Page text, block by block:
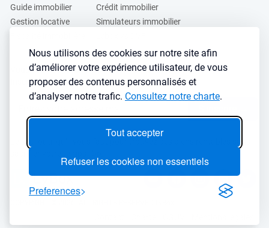
Nous utilisons des cookies sur notre site afin
d’améliorer votre expérience utilisateur, de vous
proposer des contenus personnalisés et
d’analyser notre trafic. Consultez notre charte.
Tout accepter
Refuser les cookies non essentiels
Preferences
Guide immobilier
Gestion locative
Crédit immobilier
Simulateurs immobilier
Vous voulez apprendre à investir dans l’immobilier ?
Inscrivez vous à notre newsletter gratuite :